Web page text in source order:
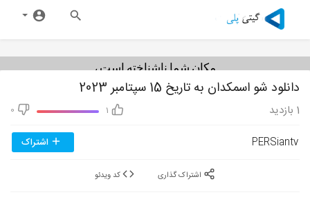
مکان شما ناشناخته است ،
بنابراین این فیلم مسدود شده
است.
ممکن است بعداً دوباره امتحان
دانلود شو اسمکدان به تاریخ 15 سپتامبر 2023
1
0 1 بازدید
PERSiantv اشتراک